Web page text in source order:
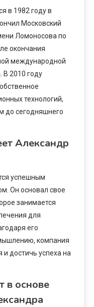
в 1982 году в
Московский
Ломоносова по
окончания
международной
В 2010 году
технологий,
до сегодняшнего
Александр
успешным
Он основал свое
занимается
для
его
компания
и достичь успеха на
в основе